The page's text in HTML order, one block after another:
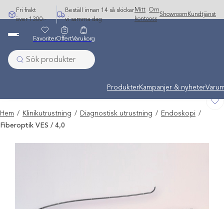
Hoppa
till
Fri frakt
över 1300:-
Beställ innan 14 så skickar
vi samma dag
Mitt
konto
Om
oss
Showroom Kundtjänst
Undermeny stängd: Varumärken
ProdukterKampanjer & nyheter
FavoriterOffertVarukorg
Hem / Klinikutrustning / Diagnostisk utrustning / Endoskopi /
Fiberoptik VES / 4,0